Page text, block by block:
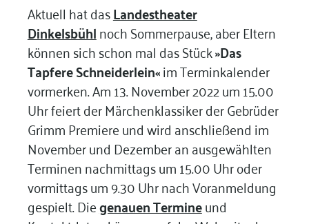
Aktuell hat dasLandestheater
Dinkelsbühlnoch Sommerpause, aber Eltern
können sich schon mal das Stück»Das
Tapfere Schneiderlein«im Terminkalender
vormerken. Am 13. November 2022 um 15.00
Uhr feiert der Märchenklassiker der Gebrüder
Grimm Premiere und wird anschließend im
November und Dezember an ausgewählten
Terminen nachmittags um 15.00 Uhr oder
vormittags um 9.30 Uhr nach Voranmeldung
gespielt. Diegenauen Termineund